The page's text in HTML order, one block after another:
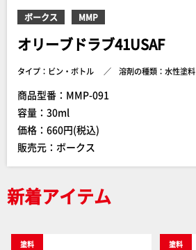
ボークス MMP
オリーブドラブ41USAF
タイプ：ビン・ボトル 溶剤の種類：水性塗料
商品型番：MMP-091
容量：30ml
価格：660円(税込)
販売元：ボークス
新着アイテム
塗料 塗料